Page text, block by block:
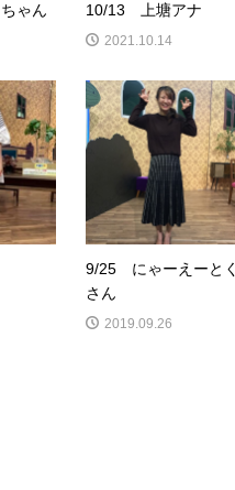
ゃん 10/13 上塘アナ
2021.10.14
9/25 にゃーえーとく
さん
2019.09.26